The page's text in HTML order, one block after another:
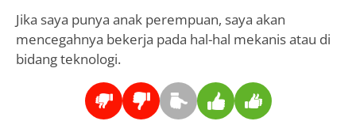
Jika saya punya anak perempuan, saya akan
mencegahnya bekerja pada hal-hal mekanis atau di
bidang teknologi.